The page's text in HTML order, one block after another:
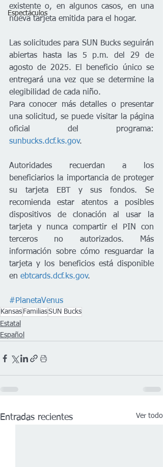
Espectáculos
existente o, en algunos casos, en una
nueva tarjeta emitida para el hogar.
Las solicitudes para SUN Bucks seguirán
abiertas hasta las 5 p.m. del 29 de
agosto de 2025. El beneficio único se
entregará una vez que se determine la
elegibilidad de cada niño.
Para conocer más detalles o presentar
una solicitud, se puede visitar la página
sunbucks.dcf.ks.gov.
Autoridades recuerdan a los
beneficiarios la importancia de proteger
su tarjeta EBT y sus fondos. Se
recomienda estar atentos a posibles
dispositivos de clonación al usar la
tarjeta y nunca compartir el PIN con
terceros no autorizados. Más
información sobre cómo resguardar la
tarjeta y los beneficios está disponible
en ebtcards.dcf.ks.gov.
#PlanetaVenus
Kansas FamiliasSUN Bucks
Estatal
Español
Entradas recientes Ver todo